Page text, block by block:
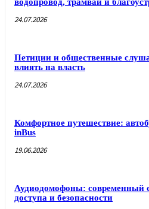
24.07.2026
Петиции и общественные
влиять на власть
24.07.2026
Комфортное путешествие:
inBus
19.06.2026
Аудиодомофоны: современный
доступа и безопасности